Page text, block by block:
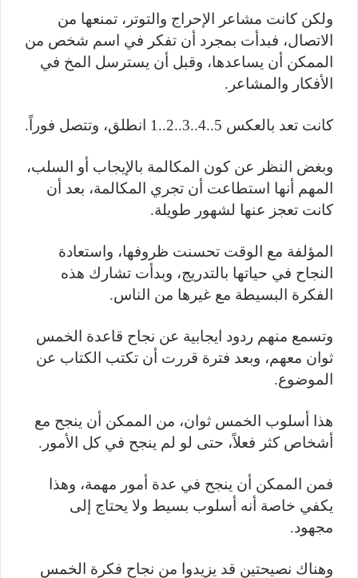
ولكن كانت مشاعر الإحراج والتوتر، تمنعها من
الاتصال، فبدأت بمجرد أن تفكر في اسم شخص من
الممكن أن يساعدها، وقبل أن يسترسل المخ في
الأفكار والمشاعر.
كانت تعد بالعكس 5..4..3..2..1 انطلق، وتتصل فوراً.
وبغض النظر عن كون المكالمة بالإيجاب أو السلب،
المهم أنها استطاعت أن تجري المكالمة، بعد أن
كانت تعجز عنها لشهور طويلة.
المؤلفة مع الوقت تحسنت ظروفها، واستعادة
النجاح في حياتها بالتدريج، وبدأت تشارك هذه
الفكرة البسيطة مع غيرها من الناس.
وتسمع منهم ردود ايجابية عن نجاح قاعدة الخمس
ثوان معهم، وبعد فترة قررت أن تكتب الكتاب عن
الموضوع.
هذا أسلوب الخمس ثوان، من الممكن أن ينجح مع
أشخاص كثر فعلاً، حتى لو لم ينجح في كل الأمور.
فمن الممكن أن ينجح في عدة أمور مهمة، وهذا
يكفي خاصة أنه أسلوب بسيط ولا يحتاج إلى
مجهود.
وهناك نصيحتين قد يزيدوا من نجاح فكرة الخمس